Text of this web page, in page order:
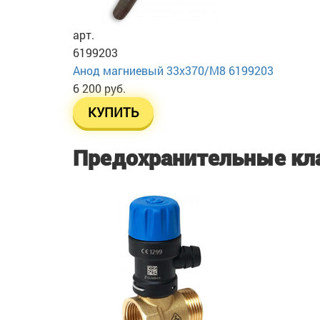
арт.
6199203
Анод магниевый 33х370/М8 6199203
6 200 руб.
КУПИТЬ
Предохранительные